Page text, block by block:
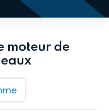
moteur de